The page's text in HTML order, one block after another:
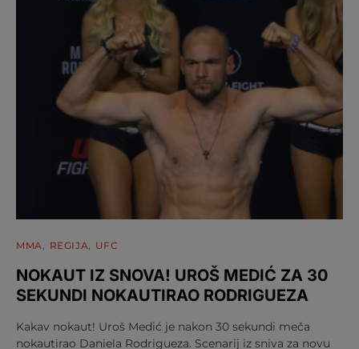
MMA REGIJA UFC
NOKAUT IZ SNOVA! UROŠ MEDIĆ ZA 30
SEKUNDI NOKAUTIRAO RODRIGUEZA
Kakav nokaut! Uroš Medić je nakon 30 sekundi meča
nokautirao Daniela Rodrigueza. Scenarij iz sniva za novu